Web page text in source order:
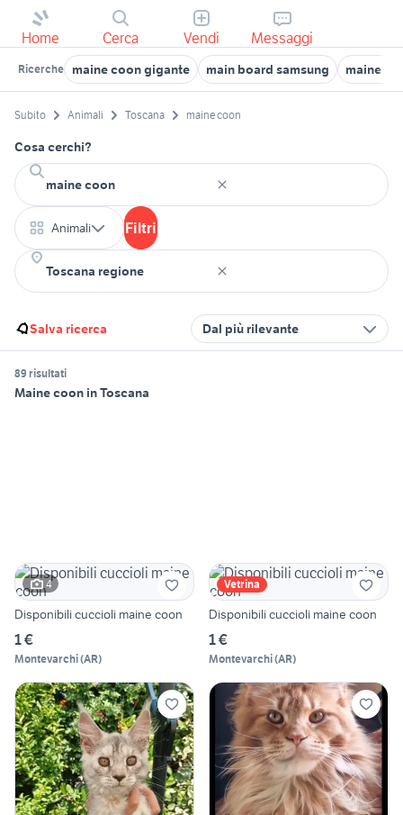
Home Cerca Vendi Messaggi
Ricerche maine coon gigante main board samsung maine
Subito Animali Toscana maine coon
Cosa cerchi?
Animali Filtri
Salva ricerca Dal più rilevante
89 risultati
Maine coon in Toscana
4
Disponibili cuccioli maine coon
1 €
Montevarchi(AR)
Vetrina
Disponibili cuccioli maine coon
1 €
Montevarchi(AR)